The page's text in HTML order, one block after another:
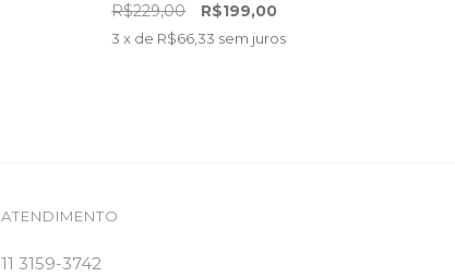
R$229,00 R$199,00
3 x de R$66,33 sem juros
ATENDIMENTO
11 3159-3742